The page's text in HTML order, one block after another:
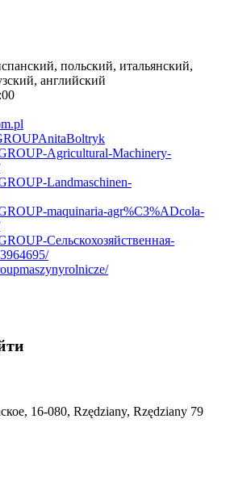
польский, итальянский,
английский
Agricultural-Machinery-
Landmaschinen-
maquinaria-agr%C3%ADcola-
Сельскохозяйственная-
16-080, Rzędziany, Rzędziany 79